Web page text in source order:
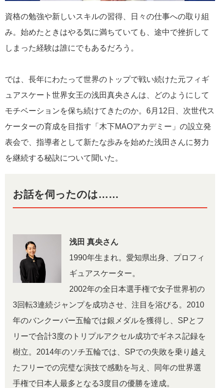
資格の勉強や新しいスキルの習得、日々の仕事への取り組
み。始めたときはやる気に満ちていても、途中で挫折して
しまった経験は誰にでもあるだろう。
では、長年にわたって世界のトップで戦い続けた元フィギ
ュアスケート世界女王の浅田真央さんは、どのようにして
モチベーションを保ち続けてきたのか。6月12日、次世代ス
ケーターの育成を目指す「木下MAOアカデミー」の設立発
表会で、指導者として新たな歩みを始めた浅田さんに努力
を継続する秘訣について聞いた。
お話を伺ったのは……
浅田 真央さん
1990年生まれ。愛知県出身、プロフィ
ギュアスケーター。
2002年の全日本選手権で女子世界初の
3回転3連続ジャンプを成功させ、注目を浴びる。2010
年のバンクーバー五輪では銀メダルを獲得し、SPとフ
リーで合計3度のトリプルアクセル成功でギネス記録を
樹立。2014年のソチ五輪では、SPでの失敗を乗り越え
たフリーでの完璧な演技で感動を与え、同年の世界選
手権で日本人最多となる3度目の優勝を達成。